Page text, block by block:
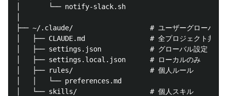
│       └── notify-slack.sh
├── ~/.claude/                   # ユーザーグローバル
│   ├── CLAUDE.md                # 全プロジェクト共通の
│   ├── settings.json            # グローバル設定
│   ├── settings.local.json      # ローカルのみ
│   ├── rules/                   # 個人ルール
│   │   └── preferences.md
│   └── skills/                  # 個人スキル